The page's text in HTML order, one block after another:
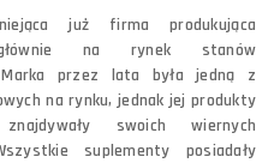
już firma produkująca
na rynek stanów
Marka przez lata była jedną z
na rynku, jednak jej produkty
swoich wiernych
suplementy posiadały